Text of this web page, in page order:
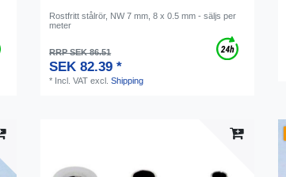
Rostfritt stålrör, NW 7 mm, 8 x 0.5 mm - säljs per
meter
RRP SEK 86.51
SEK 82.39 *
* Incl. VAT excl.Shipping